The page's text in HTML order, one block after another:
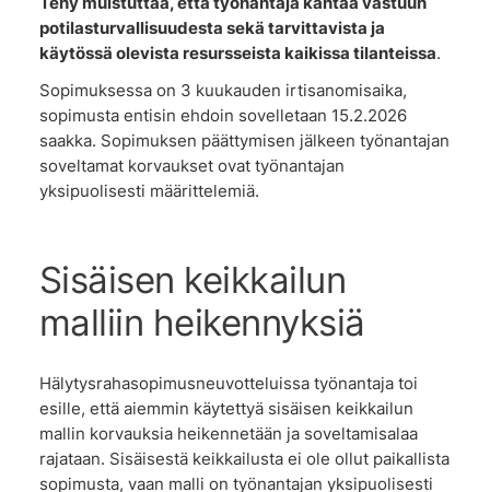
potilasturvallisuudesta sekä tarvittavista ja
käytössä olevista resursseista kaikissa tilanteissa.
Sopimuksessa on 3 kuukauden irtisanomisaika,
sopimusta entisin ehdoin sovelletaan 15.2.2026
saakka. Sopimuksen päättymisen jälkeen työnantajan
soveltamat korvaukset ovat työnantajan
yksipuolisesti määrittelemiä.
Sisäisen keikkailun
malliin heikennyksiä
Hälytysrahasopimusneuvotteluissa työnantaja toi
esille, että aiemmin käytettyä sisäisen keikkailun
mallin korvauksia heikennetään ja soveltamisalaa
rajataan. Sisäisestä keikkailusta ei ole ollut paikallista
sopimusta, vaan malli on työnantajan yksipuolisesti